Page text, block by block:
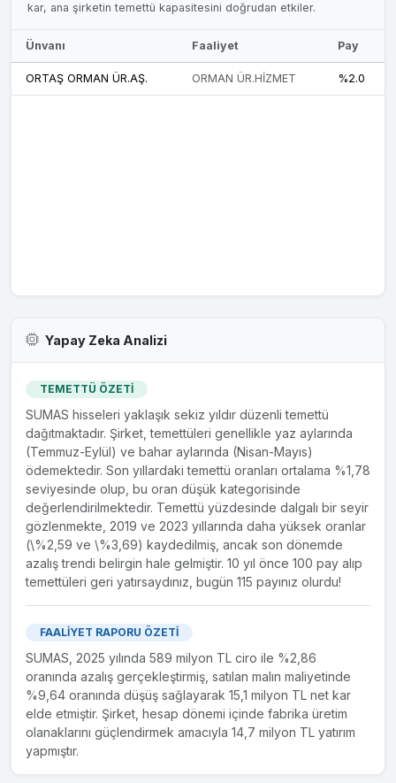
kar, ana şirketin temettü kapasitesini doğrudan etkiler.
Ünvanı Faaliyet Pay
ORTAŞ ORMAN ÜR.AŞ. ORMAN ÜR.HİZMET %2.0
Yapay Zeka Analizi
TEMETTÜ ÖZETİ
SUMAS hisseleri yaklaşık sekiz yıldır düzenli temettü
dağıtmaktadır. Şirket, temettüleri genellikle yaz aylarında
(Temmuz-Eylül) ve bahar aylarında (Nisan-Mayıs)
ödemektedir. Son yıllardaki temettü oranları ortalama %1,78
seviyesinde olup, bu oran düşük kategorisinde
değerlendirilmektedir. Temettü yüzdesinde dalgalı bir seyir
gözlenmekte, 2019 ve 2023 yıllarında daha yüksek oranlar
(\%2,59 ve \%3,69) kaydedilmiş, ancak son dönemde
azalış trendi belirgin hale gelmiştir. 10 yıl önce 100 pay alıp
temettüleri geri yatırsaydınız, bugün 115 payınız olurdu!
FAALİYET RAPORU ÖZETİ
SUMAS, 2025 yılında 589 milyon TL ciro ile %2,86
oranında azalış gerçekleştirmiş, satılan malın maliyetinde
%9,64 oranında düşüş sağlayarak 15,1 milyon TL net kar
elde etmiştir. Şirket, hesap dönemi içinde fabrika üretim
olanaklarını güçlendirmek amacıyla 14,7 milyon TL yatırım
yapmıştır.